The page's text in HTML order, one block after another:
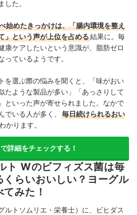
た。
始めたきっかけは、「腸内環境を整え
」という声が上位を占める結果に。毎
康ケアしたいという意識が、脂肪ゼロ
っているようです。
を選ぶ際の悩みを聞くと、「味がおい
たような製品が多い」「あっさりして
といった声が寄せられました。なかで
でいる人が多く、
毎日続けられるおい
かります。
詳細をチェックする！
ト Wのビフィズス菌は毎
くらいおいしい？ヨーグル
みた！
ルトソムリエ・栄養士）に、ビヒダス